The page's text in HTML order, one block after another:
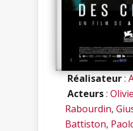
Réalisateur:
Acteurs:
Rabourdin,
Battiston,